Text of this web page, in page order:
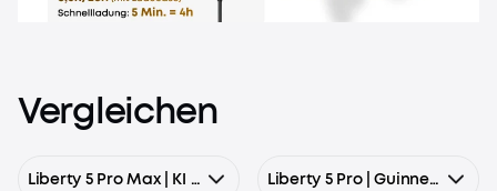
Vergleichen
Liberty 5 Pro Max | KI Kopfhörer mit Smart Display & KI-Notizassistent Liberty 5 Pro | Guinness-Rekord für klare Telefonate, 360° ANC 4.0, Dolby Atmos